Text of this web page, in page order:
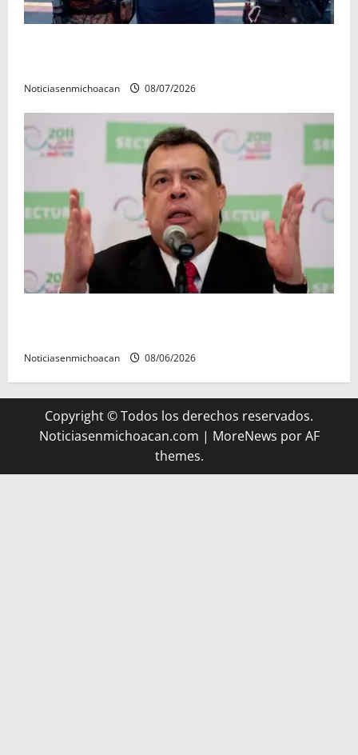
Noticiasenmichoacan 08/07/2026
Noticiasenmichoacan 08/06/2026
Copyright © Todos los derechos reservados.
Noticiasenmichoacan.com | MoreNews por AF
themes.